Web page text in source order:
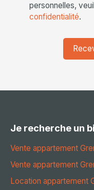
personnelles,
confidentialité.
Je recherche un
Vente appartement
Vente appartement
Location appartement